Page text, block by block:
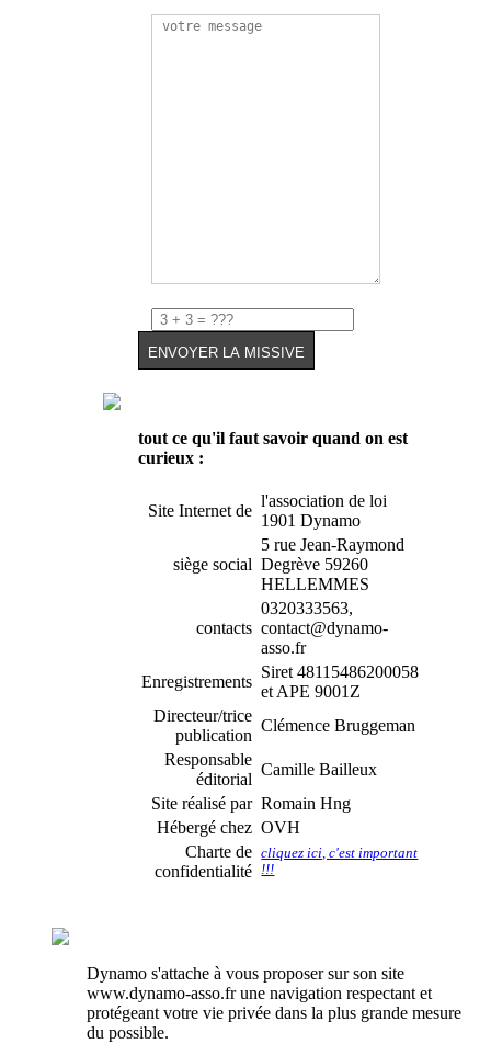
tout ce qu'il faut savoir quand on est
curieux :
Site Internet de
l'association de loi
1901 Dynamo
siège social
5 rue Jean-Raymond
Degrève 59260
HELLEMMES
contacts
0320333563,
contact@dynamo-
asso.fr
Enregistrements
Siret 48115486200058
et APE 9001Z
Directeur/trice
publication
Clémence Bruggeman
Responsable
éditorial
Camille Bailleux
Site réalisé par Romain Hng
Hébergé chez OVH
Charte de
confidentialité
cliquez ici, c'est important
!!!
Dynamo s'attache à vous proposer sur son site
www.dynamo-asso.fr une navigation respectant et
protégeant votre vie privée dans la plus grande mesure
du possible.